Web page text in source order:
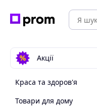
Акції
Краса та здоров'я
Товари для дому